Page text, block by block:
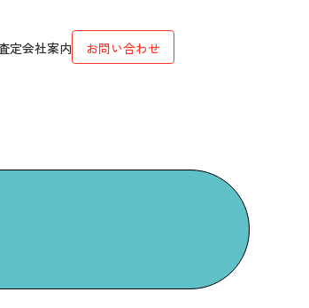
定会社案内 お問い合わせ